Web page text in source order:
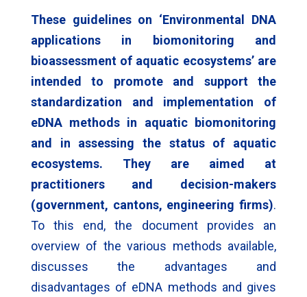
These guidelines on ‘Environmental DNA
applications in biomonitoring and
bioassessment of aquatic ecosystems’ are
intended to promote and support the
standardization and implementation of
eDNA methods in aquatic biomonitoring
and in assessing the status of aquatic
ecosystems. They are aimed at
practitioners and decision-makers
(government, cantons, engineering firms).
To this end, the document provides an
overview of the various methods available,
discusses the advantages and
disadvantages of eDNA methods and gives